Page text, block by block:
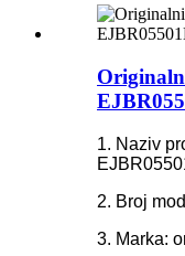
1. Naziv
2. Broj
3. Marka: